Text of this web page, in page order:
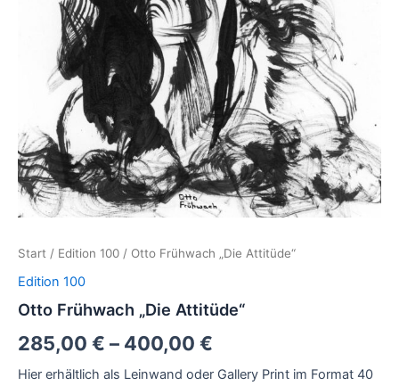
Start / Edition 100 / Otto Frühwach „Die Attitüde“
Edition 100
Otto Frühwach „Die Attitüde“
285,00 € – 400,00 €
Hier erhältlich als Leinwand oder Gallery Print im Format 40